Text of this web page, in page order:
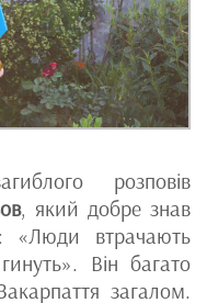
розповів
, який добре знав
«Люди втрачають
Він багато
загалом.